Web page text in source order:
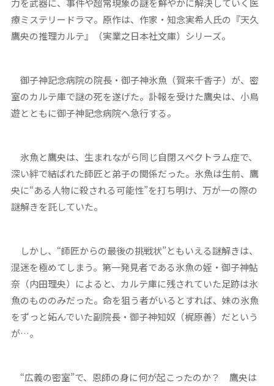
力を武器に、事件や超常現象の謎を鮮やかに解決していく医
療ミステリードラマ。原作は、作家・知念実希人氏の『天久
鷹央の推理カルテ』（実業之日本社文庫）シリーズ。
御子神記念病院の院長・御子神氷魚（賀来千香子）が、密
室のカルテ庫で謎の死を遂げた。訃報を受けた鷹央は、小鳥
遊とともに御子神記念病院へ急行する。
氷魚と鷹央は、生まれながら同じ自閉スペクトラム症で、
深い絆で結ばれた師匠と弟子の関係だった。氷魚は生前、鷹
央に“ある人物に殺される可能性”を打ち明け、万が一の際の
謎解きを託していた。
しかし、“師匠からの最後の挑戦状”ともいえる謎解きは、
混迷を極めてしまう。第一発見者である氷魚の姪・御子神鮎
奈（内田理央）によると、カルテ庫に残されていた足跡は氷
魚のもののみだった。命を狙う者がいるとすれば、妹の氷魚
をずっと妬んでいた副院長・御子神知奴（梶原善）だという
が…。
“広義の密室”で、恩師の身に何が起こったのか？ 鷹央は